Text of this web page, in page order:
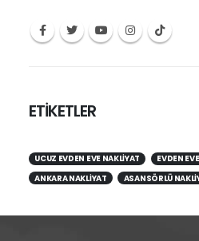
ETİKETLER
UCUZ EVDEN EVE NAKLIYAT
EVDEN
ANKARA NAKLIYAT
ASANSÖRLÜ